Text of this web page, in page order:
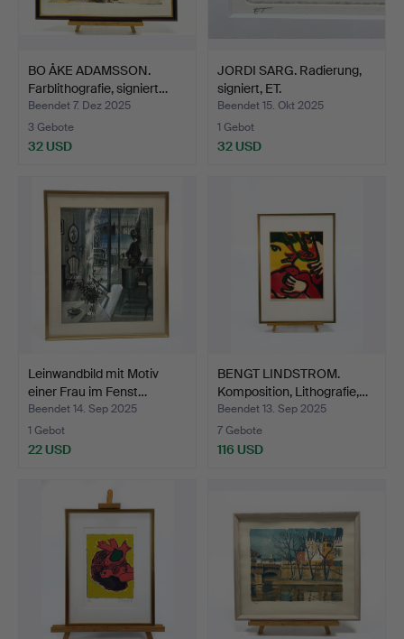
BO ÅKE ADAMSSON.
Farblithografie, signiert…
Beendet 7. Dez 2025
3 Gebote
32 USD
JORDI SARG. Radierung,
signiert, ET.
Beendet 15. Okt 2025
1 Gebot
32 USD
Leinwandbild mit Motiv
einer Frau im Fenst…
Beendet 14. Sep 2025
1 Gebot
22 USD
BENGT LINDSTROM.
Komposition, Lithografie,…
Beendet 13. Sep 2025
7 Gebote
116 USD